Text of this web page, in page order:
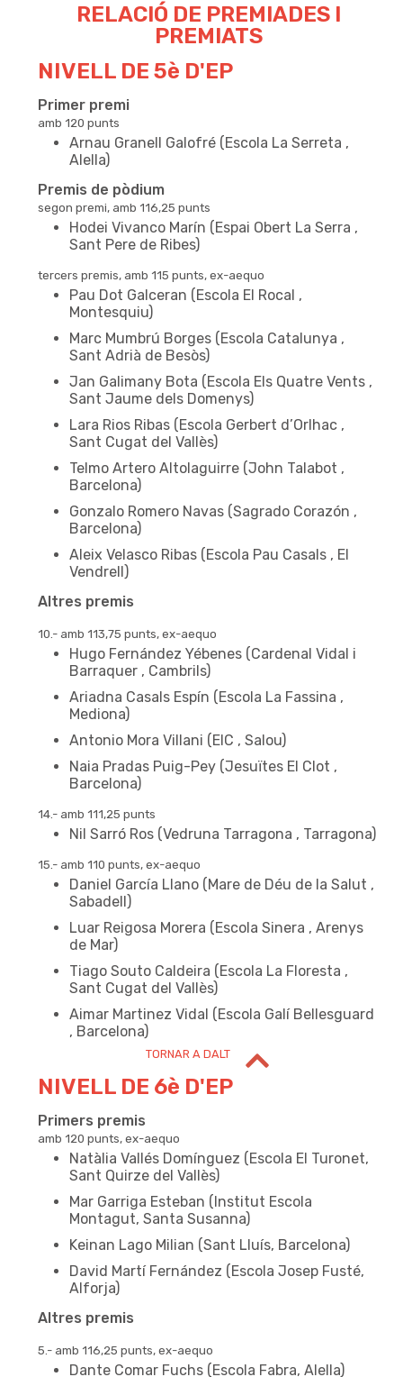
RELACIÓ DE PREMIADES I
PREMIATS
NIVELL DE 5è D'EP
Primer premi
amb 120 punts
Arnau Granell Galofré (Escola La Serreta ,
Alella)
Premis de pòdium
segon premi, amb 116,25 punts
Hodei Vivanco Marín (Espai Obert La Serra ,
Sant Pere de Ribes)
tercers premis, amb 115 punts, ex-aequo
Pau Dot Galceran (Escola El Rocal ,
Montesquiu)
Marc Mumbrú Borges (Escola Catalunya ,
Sant Adrià de Besòs)
Jan Galimany Bota (Escola Els Quatre Vents ,
Sant Jaume dels Domenys)
Lara Rios Ribas (Escola Gerbert d’Orlhac ,
Sant Cugat del Vallès)
Telmo Artero Altolaguirre (John Talabot ,
Barcelona)
Gonzalo Romero Navas (Sagrado Corazón ,
Barcelona)
Aleix Velasco Ribas (Escola Pau Casals , El
Vendrell)
Altres premis
10.- amb 113,75 punts, ex-aequo
Hugo Fernández Yébenes (Cardenal Vidal i
Barraquer , Cambrils)
Ariadna Casals Espín (Escola La Fassina ,
Mediona)
Antonio Mora Villani (EIC , Salou)
Naia Pradas Puig-Pey (Jesuïtes El Clot ,
Barcelona)
14.- amb 111,25 punts
Nil Sarró Ros (Vedruna Tarragona , Tarragona)
15.- amb 110 punts, ex-aequo
Daniel García Llano (Mare de Déu de la Salut ,
Sabadell)
Luar Reigosa Morera (Escola Sinera , Arenys
de Mar)
Tiago Souto Caldeira (Escola La Floresta ,
Sant Cugat del Vallès)
Aimar Martinez Vidal (Escola Galí Bellesguard
, Barcelona)
TORNAR A DALT
NIVELL DE 6è D'EP
NIVELL DE 6è D'EP
Primers premis
amb 120 punts, ex-aequo
Natàlia Vallés Domínguez (Escola El Turonet,
Sant Quirze del Vallès)
Mar Garriga Esteban (Institut Escola
Montagut, Santa Susanna)
Keinan Lago Milian (Sant Lluís, Barcelona)
David Martí Fernández (Escola Josep Fusté,
Alforja)
Altres premis
5.- amb 116,25 punts, ex-aequo
Dante Comar Fuchs (Escola Fabra, Alella)